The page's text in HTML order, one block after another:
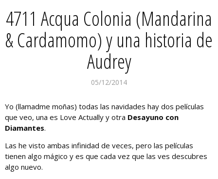
4711 Acqua Colonia (Mandarina
& Cardamomo) y una historia de
Audrey
05/12/2014
Yo (llamadme moñas) todas las navidades hay dos películas
que veo, una es Love Actually y otra Desayuno con
Diamantes.
Las he visto ambas infinidad de veces, pero las películas
tienen algo mágico y es que cada vez que las ves descubres
algo nuevo.